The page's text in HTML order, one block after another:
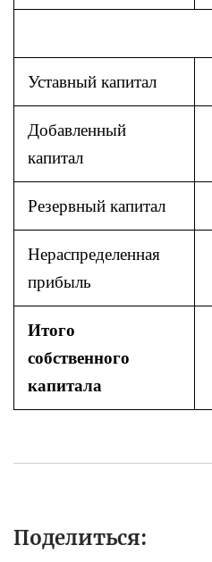
Уставный капитал
Добавленный
капитал
Резервный капитал
Нераспределенная
прибыль
Итого
собственного
капитала
Поделиться: